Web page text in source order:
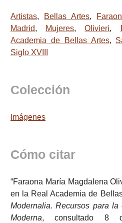
Artistas, Bellas Artes,
Madrid, Mujeres,Olivieri,
Academia de Bellas Artes,
Siglo XVIII
Colección
Imágenes
Cómo citar
“Faraona María Magdalena
en la Real Academia de
Modernalia. Recursos para
Moderna, consultado 8